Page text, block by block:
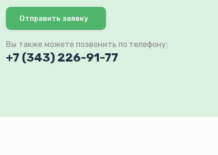
Отправить заявку
Вы также можете позвонить по телефону:
+7 (343) 226-91-77